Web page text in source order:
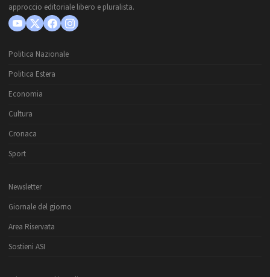
approccio editoriale libero e pluralista.
Politica Nazionale
Politica Estera
Economia
Cultura
Cronaca
Sport
Newsletter
Giornale del giorno
Area Riservata
Sostieni ASI